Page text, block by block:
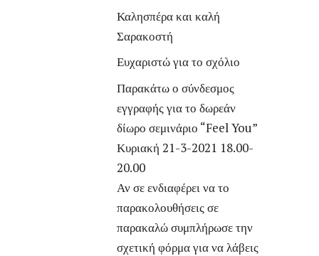
Καλησπέρα και καλή
Σαρακοστή
Ευχαριστώ για το σχόλιο
Παρακάτω ο σύνδεσμος
εγγραφής για το δωρεάν
δίωρο σεμινάριο “Feel You”
Κυριακή 21-3-2021 18.00-
20.00
Αν σε ενδιαφέρει να το
παρακολουθήσεις σε
παρακαλώ συμπλήρωσε την
σχετική φόρμα για να λάβεις